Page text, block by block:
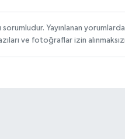
Yayınlanan
ve fotoğraflar izin